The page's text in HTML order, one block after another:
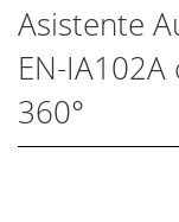
Asistente
EN-
360°
Skip
to
the
beginning
of